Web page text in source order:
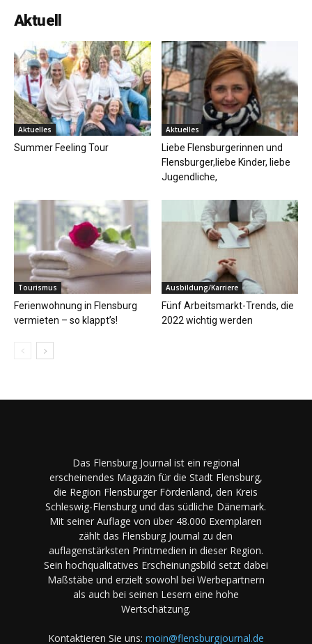
Aktuell
Aktuelles
Summer Feeling Tour
Aktuelles
Liebe Flensburgerinnen und
Flensburger,liebe Kinder, liebe
Jugendliche,
Tourismus
Ferienwohnung in Flensburg
vermieten – so klappt’s!
Ausbildung/Karriere
Fünf Arbeitsmarkt-Trends, die
2022 wichtig werden
Das Flensburg Journal ist ein regional
erscheinendes Magazin für die Stadt Flensburg,
die Region Flensburger Fördenland, den Kreis
Schleswig-Flensburg und das südliche Dänemark.
Mit seiner Auflage von über 48.000 Exemplaren
zählt das Flensburg Journal zu den
auflagenstärksten Printmedien in dieser Region.
Sein hochqualitatives Erscheinungsbild setzt dabei
Maßstäbe und erzielt sowohl bei Werbepartnern
als auch bei seinen Lesern eine hohe
Wertschätzung.
Kontaktieren Sie uns: moin@flensburgjournal.de